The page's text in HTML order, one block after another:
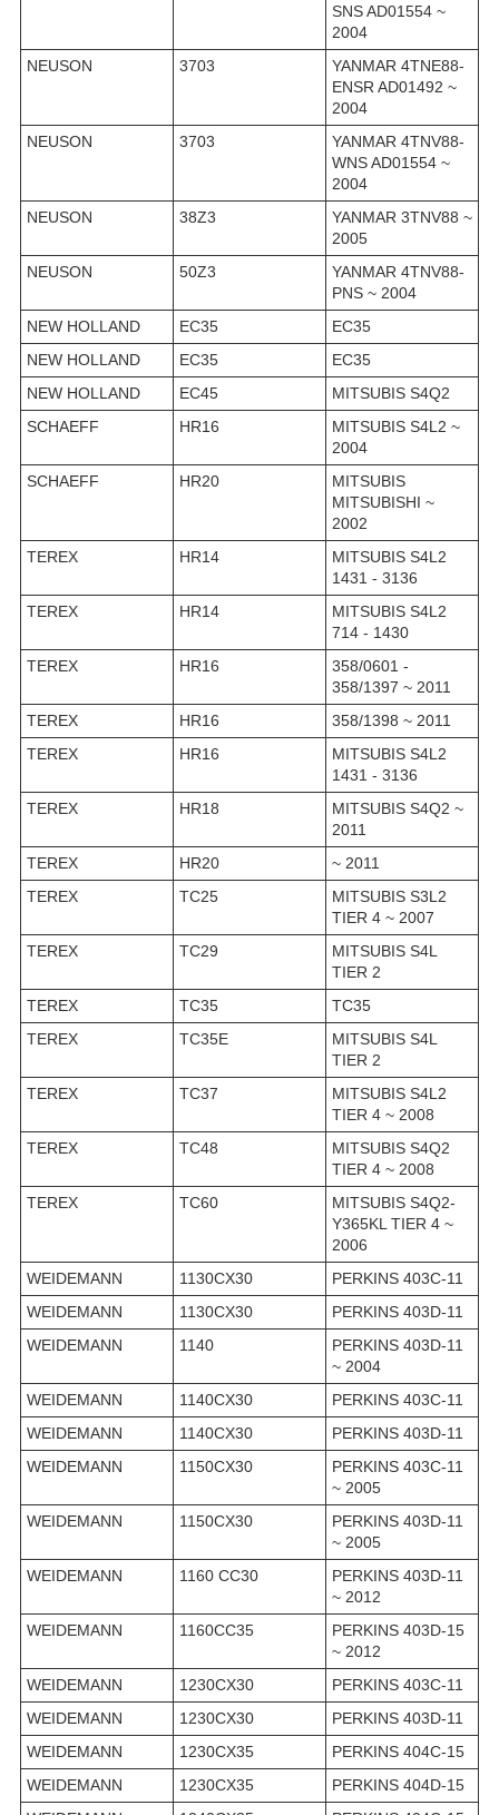
SNS AD01554 ~
2004
NEUSON
3703
YANMAR 4TNE88-
ENSR AD01492 ~
2004
NEUSON
3703
YANMAR 4TNV88-
WNS AD01554 ~
2004
NEUSON
38Z3
YANMAR 3TNV88 ~
2005
NEUSON
50Z3
YANMAR 4TNV88-
PNS ~ 2004
NEW HOLLAND
EC35
EC35
NEW HOLLAND
EC35
EC35
NEW HOLLAND
EC45
MITSUBIS S4Q2
SCHAEFF
HR16
MITSUBIS S4L2 ~
2004
SCHAEFF
HR20
MITSUBIS
MITSUBISHI ~
2002
TEREX
HR14
MITSUBIS S4L2
1431 - 3136
TEREX
HR14
MITSUBIS S4L2
714 - 1430
TEREX
HR16
358/0601 -
358/1397 ~ 2011
TEREX
HR16
358/1398 ~ 2011
TEREX
HR16
MITSUBIS S4L2
1431 - 3136
TEREX
HR18
MITSUBIS S4Q2 ~
2011
TEREX
HR20
~ 2011
TEREX
TC25
MITSUBIS S3L2
TIER 4 ~ 2007
TEREX
TC29
MITSUBIS S4L
TIER 2
TEREX
TC35
TC35
TEREX
TC35E
MITSUBIS S4L
TIER 2
TEREX
TC37
MITSUBIS S4L2
TIER 4 ~ 2008
TEREX
TC48
MITSUBIS S4Q2
TIER 4 ~ 2008
TEREX
TC60
MITSUBIS S4Q2-
Y365KL TIER 4 ~
2006
WEIDEMANN
1130CX30
PERKINS 403C-11
WEIDEMANN
1130CX30
PERKINS 403D-11
WEIDEMANN
1140
PERKINS 403D-11
~ 2004
WEIDEMANN
1140CX30
PERKINS 403C-11
WEIDEMANN
1140CX30
PERKINS 403D-11
WEIDEMANN
1150CX30
PERKINS 403C-11
~ 2005
WEIDEMANN
1150CX30
PERKINS 403D-11
~ 2005
WEIDEMANN
1160 CC30
PERKINS 403D-11
~ 2012
WEIDEMANN
1160CC35
PERKINS 403D-15
~ 2012
WEIDEMANN
1230CX30
PERKINS 403C-11
WEIDEMANN
1230CX30
PERKINS 403D-11
WEIDEMANN
1230CX35
PERKINS 404C-15
WEIDEMANN
1230CX35
PERKINS 404D-15